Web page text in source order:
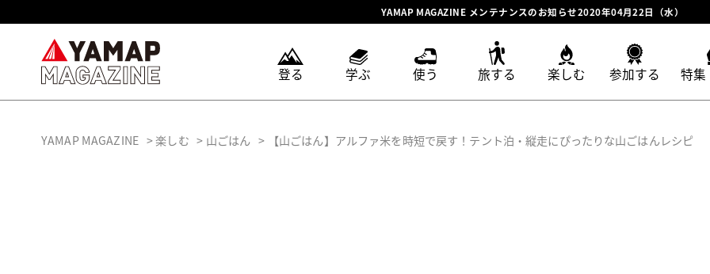
YAMAP MAGAZINE メンテナンスのお知らせ2020年04月22日（水）
登る 学ぶ 使う 旅する 楽しむ 参加する 特集
YAMAP MAGAZINE 楽しむ 山ごはん 【山ごはん】アルファ米を時短で戻す！テント泊・縦走にぴったりな山ごはんレシピ